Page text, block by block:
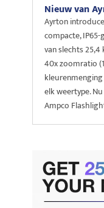
Nieuw van
Ayrton
compacte,
van slechts
40x zoomratio
elk weertype.
Ampco